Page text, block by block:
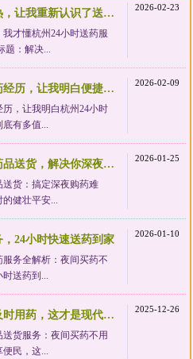
一场头疼脑热，让我重新认识了送药服务的价值
才懂杭州24小时送药服
题：解决...
2026-02-23
一次深夜用药经历，让我明白便捷服务有多值
，让我明白杭州24小时
有多值...
2026-02-09
上海24小时药品送货，解决你深夜急需药品的难题
送货：搞定深夜购药难
健壮平安...
2026-01-25
，24小时快速送药到家
服务全解析：夜间买药不
时送药到...
2026-01-10
不出门也能及时用药，这才是现代生活该有的样子
送货服务：夜间买药不用
便民，这...
2025-12-26